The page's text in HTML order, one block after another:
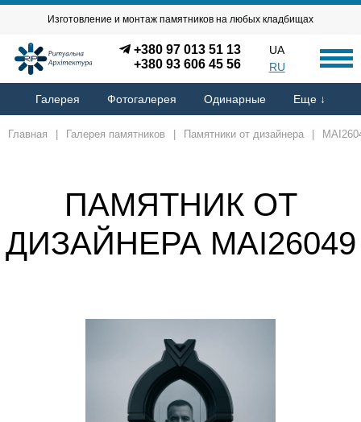
Изготовление и монтаж памятников на любых кладбищах
+380 97 013 51 13
+380 93 606 45 56
UA
RU
Галерея Фотогалерея Одинарные Еще ↓
Главная Галерея памятников Памятники от дизайнера
ПАМЯТНИК ОТ
ДИЗАЙНЕРА MAI26049